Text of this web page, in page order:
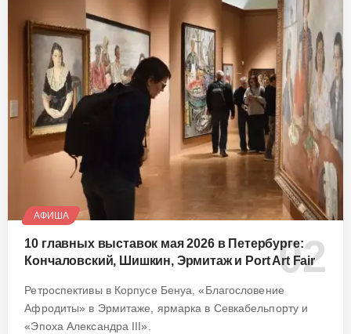
АФИША
10 главных выставок мая 2026 в Петербурге:
Кончаловский, Шишкин, Эрмитаж и Port Art Fair
Ретроспективы в Корпусе Бенуа, «Благословение
Афродиты» в Эрмитаже, ярмарка в Севкабельпорту и
«Эпоха Александра III».